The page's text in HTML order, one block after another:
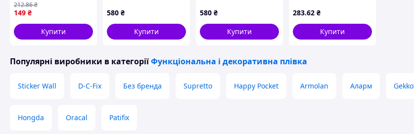
на вікна /
Двостороння
сонцезахисна плівка
на вікна
149 ₴
212.86₴
Купити
580 ₴
Купити
580 ₴
Купити
фольга плівка для
кухонних та інших
поверхонь, стійка до
жиру, води
283.62 ₴
Купити
Популярні виробники в категоріїФункціональна і декоративна плівка
Sticker Wall D-C-Fix Без бренда Supretto Happy Pocket Armolan Аларм
Hongda Oracal Patifix